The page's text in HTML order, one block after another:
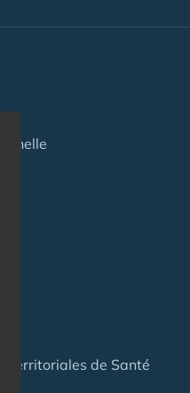
Territoriales de Santé